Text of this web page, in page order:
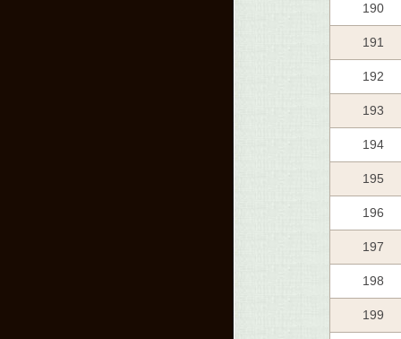
190
191
192
193
194
195
196
197
198
199